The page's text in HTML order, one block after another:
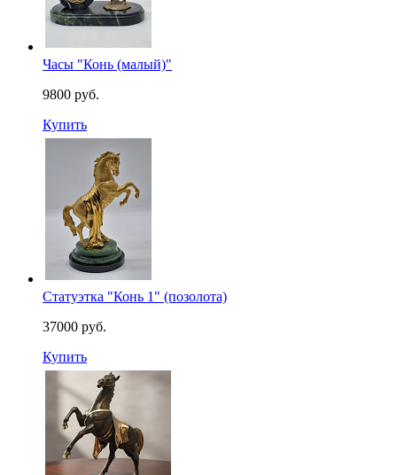
Часы "Конь (малый)"
9800 руб.
Купить
Статуэтка "Конь 1" (позолота)
37000 руб.
Купить